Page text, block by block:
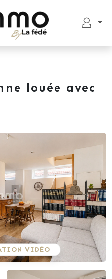
louée avec
VIDÉO